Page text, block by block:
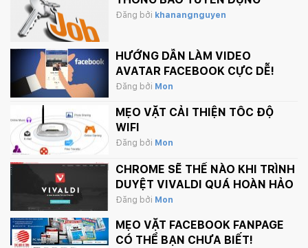
Đăng bởi khanangnguyen
HƯỚNG DẪN LÀM VIDEO
AVATAR FACEBOOK CỰC DỄ!
Đăng bởi Mon
MẸO VẶT CẢI THIỆN TỐC ĐỘ
WIFI
Đăng bởi Mon
CHROME SẼ THẾ NÀO KHI TRÌNH
DUYỆT VIVALDI QUÁ HOÀN HẢO
Đăng bởi Mon
MẸO VẶT FACEBOOK FANPAGE
CÓ THỂ BẠN CHƯA BIẾT!